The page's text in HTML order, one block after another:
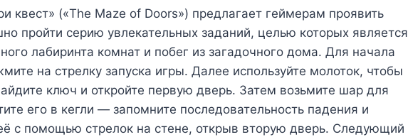
квест» («The Maze of Doors») предлагает геймерам проявить
пройти серию увлекательных заданий, целью которых является
лабиринта комнат и побег из загадочного дома. Для начала
на стрелку запуска игры. Далее используйте молоток, чтобы
ключ и откройте первую дверь. Затем возьмите шар для
его в кегли — запомните последовательность падения и
с помощью стрелок на стене, открыв вторую дверь. Следующий